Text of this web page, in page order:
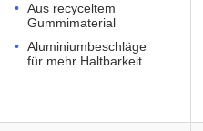
Aus recyceltem
Gummimaterial
Aluminiumbeschläge
für mehr Haltbarkeit